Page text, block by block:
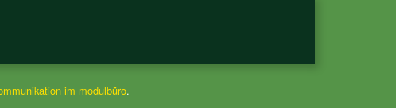
im modulbüro.